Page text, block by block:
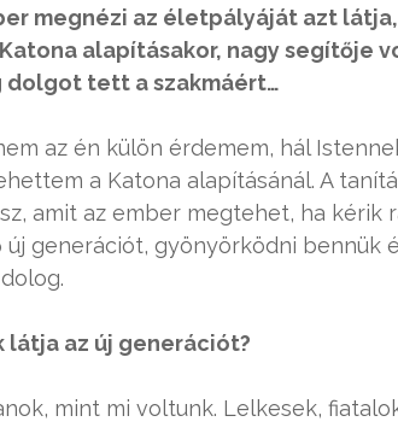
megnézi az életpályáját azt
alapításakor, nagy segítője
dolgot tett a szakmáért…
az én külön érdemem, hál
a Katona alapításánál. A
amit az ember megtehet, ha kérik
generációt, gyönyörködni bennük
látja az új generációt?
mint mi voltunk. Lelkesek,